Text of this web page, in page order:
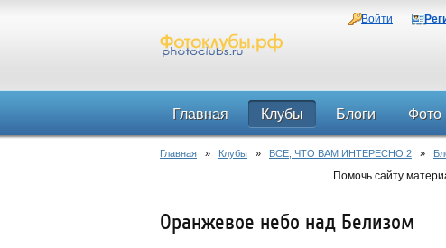
Войти
Главная Клубы Блоги Фото
Главная » Клубы » ВСЕ, ЧТО ВАМ ИНТЕРЕСНО 2 »
Помочь сайту
Оранжевое небо над Белизом